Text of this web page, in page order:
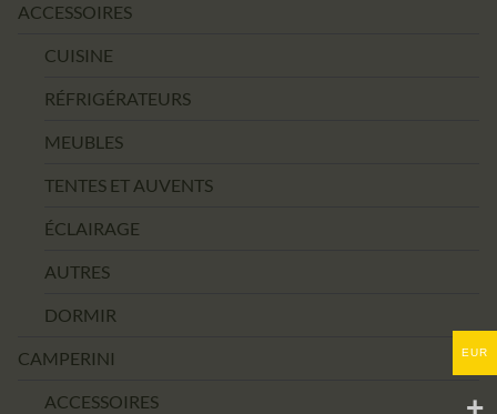
ACCESSOIRES
CUISINE
RÉFRIGÉRATEURS
MEUBLES
TENTES ET AUVENTS
ÉCLAIRAGE
AUTRES
DORMIR
CAMPERINI
ACCESSOIRES
EUR